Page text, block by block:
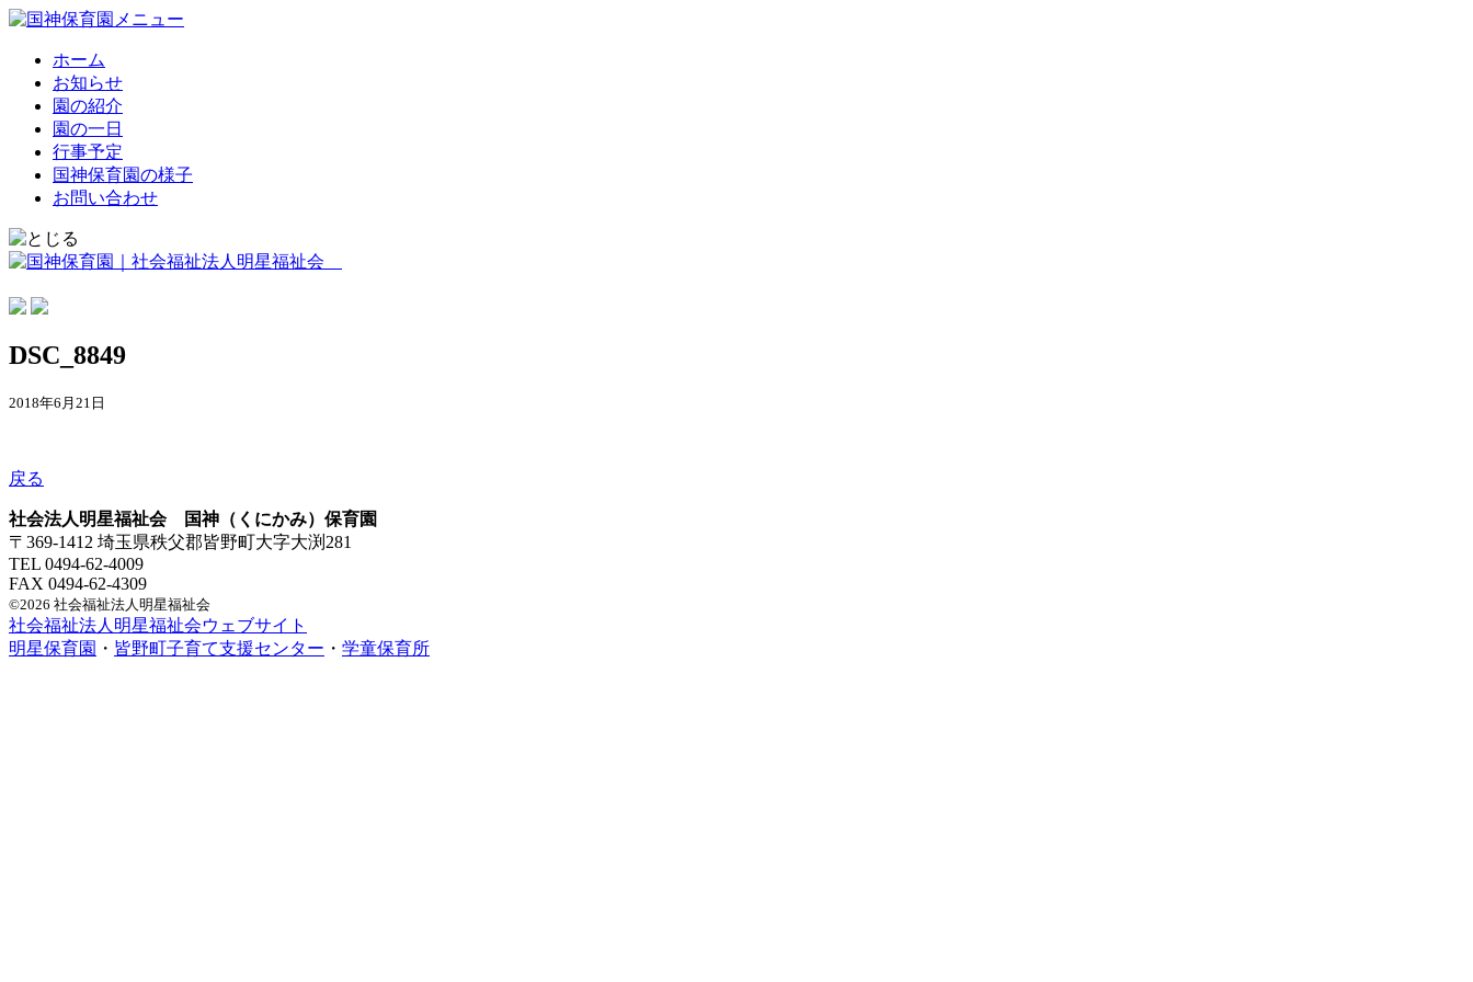
ホーム
お知らせ
園の紹介
園の一日
行事予定
国神保育園の様子
お問い合わせ
DSC_8849
2018年6月21日
戻る
社会法人明星福祉会 国神（くにかみ）保育園
〒369-1412 埼玉県秩父郡皆野町大字大渕281
TEL 0494-62-4009
FAX 0494-62-4309
©2026 社会福祉法人明星福祉会
社会福祉法人明星福祉会ウェブサイト
明星保育園 ・ 皆野町子育て支援センター ・ 学童保育所